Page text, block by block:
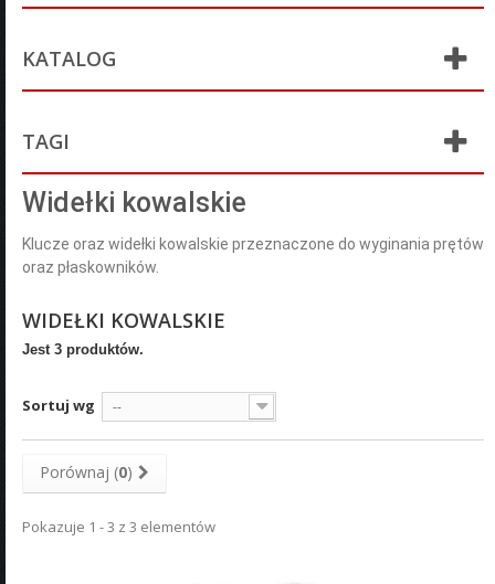
KATALOG
TAGI
Widełki kowalskie
Klucze oraz widełki kowalskie przeznaczone do wyginania prętów
oraz płaskowników.
WIDEŁKI KOWALSKIE
Jest 3 produktów.
Sortuj wg --
Porównaj (0)
Pokazuje 1 - 3 z 3 elementów